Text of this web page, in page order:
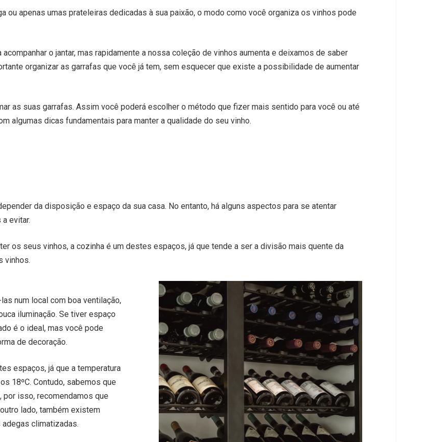
ou apenas umas prateleiras dedicadas à sua paixão, o modo como você organiza os vinhos pode
o jantar, mas rapidamente a nossa coleção de vinhos aumenta e deixamos de saber
organizar as garrafas que você já tem, sem esquecer que existe a possibilidade de aumentar
as suas garrafas. Assim você poderá escolher o método que fizer mais sentido para você ou até
algumas dicas fundamentais para manter a qualidade do seu vinho.
da disposição e espaço da sua casa. No entanto, há alguns aspectos para se atentar
evitar.
os seus vinhos, a cozinha é um destes espaços, já que tende a ser a divisão mais quente da
vinhos.
num local com boa ventilação,
iluminação. Se tiver espaço
é o ideal, mas você pode
de decoração.
espaços, já que a temperatura
18ºC. Contudo, sabemos que
isso, recomendamos que
lado, também existem
climatizadas.